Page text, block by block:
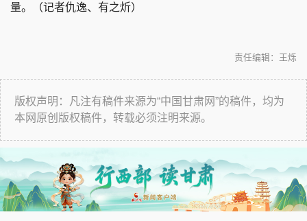
量。（记者仇逸、有之炘）
责任编辑：王烁
版权声明：凡注有稿件来源为“中国甘肃网”的稿件，均为
本网原创版权稿件，转载必须注明来源。